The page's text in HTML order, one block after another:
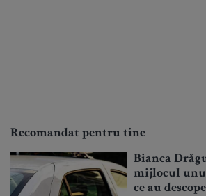
Recomandat pentru tine
Bianca
mijlocul
ce au